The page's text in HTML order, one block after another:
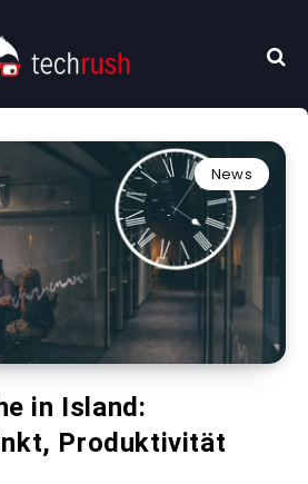
News
in Island:
Produktivität